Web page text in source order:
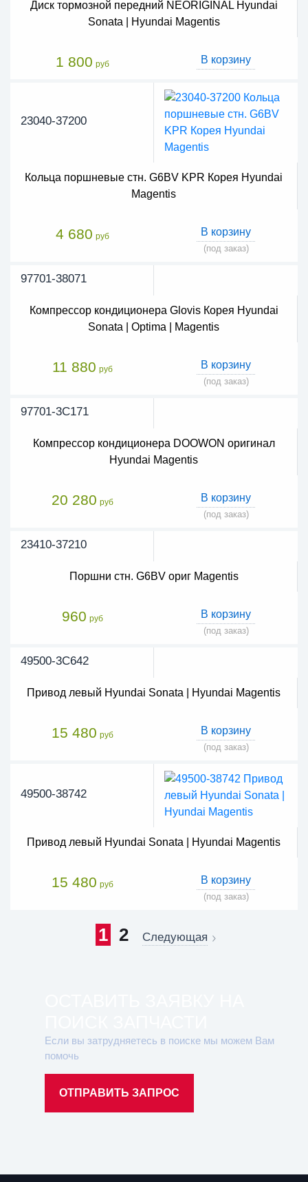
Диск тормозной передний NEORIGINAL Hyundai
Sonata | Hyundai Magentis
1 800 руб В корзину
23040-37200
Кольца поршневые стн. G6BV KPR Корея Hyundai
Magentis
4 680 руб В корзину
(под заказ)
97701-38071
Компрессор кондиционера Glovis Корея Hyundai
Sonata | Optima | Magentis
11 880 руб В корзину
(под заказ)
97701-3C171
Компрессор кондиционера DOOWON оригинал
Hyundai Magentis
20 280 руб В корзину
(под заказ)
23410-37210
Поршни стн. G6BV ориг Magentis
960 руб В корзину
(под заказ)
49500-3C642
Привод левый Hyundai Sonata | Hyundai Magentis
15 480 руб В корзину
(под заказ)
49500-38742
Привод левый Hyundai Sonata | Hyundai Magentis
15 480 руб В корзину
(под заказ)
1 2 Следующая
Если вы затрудняетесь в поиске мы можем Вам
помочь
ОТПРАВИТЬ ЗАПРОС